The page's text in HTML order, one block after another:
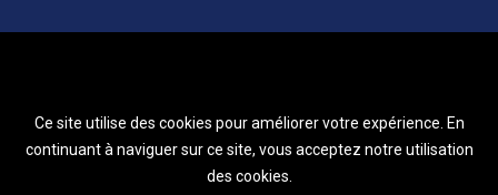
Ce site utilise des cookies pour améliorer votre expérience. En
continuant à naviguer sur ce site, vous acceptez notre utilisation
des cookies.